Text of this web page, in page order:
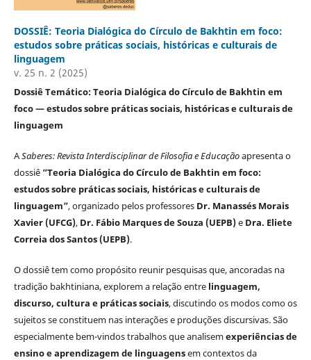
DOSSIÊ: Teoria Dialógica do Círculo de Bakhtin em foco:
estudos sobre práticas sociais, históricas e culturais de
linguagem
v. 25 n. 2 (2025)
Dossiê Temático: Teoria Dialógica do Círculo de Bakhtin em
foco — estudos sobre práticas sociais, históricas e culturais de
linguagem
ASaberes: Revista Interdisciplinar de Filosofia e Educaçãoapresenta o
dossiê “Teoria Dialógica do Círculo de Bakhtin em foco:
estudos sobre práticas sociais, históricas e culturais de
linguagem”, organizado pelos professores Dr. Manassés Morais
Xavier (UFCG), Dr. Fábio Marques de Souza (UEPB)e Dra. Eliete
Correia dos Santos (UEPB).
O dossiê tem como propósito reunir pesquisas que, ancoradas na
tradição bakhtiniana, explorem a relação entre linguagem,
discurso, cultura e práticas sociais, discutindo os modos como os
sujeitos se constituem nas interações e produções discursivas. São
especialmente bem-vindos trabalhos que analisemexperiências de
ensino e aprendizagem de linguagensem contextos da